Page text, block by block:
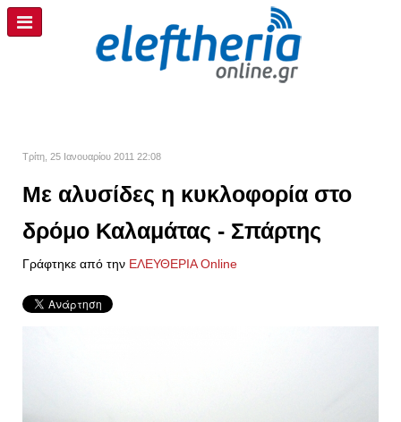
Τρίτη, 25 Ιανουαρίου 2011 22:08
Με αλυσίδες η κυκλοφορία στο
δρόμο Καλαμάτας - Σπάρτης
Γράφτηκε από την ΕΛΕΥΘΕΡΙΑ Online